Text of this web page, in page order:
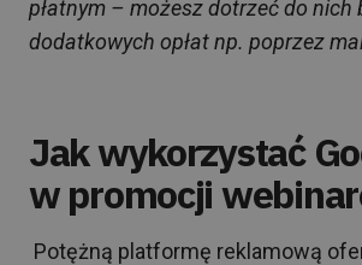
płatnym – możesz dotrzeć do nich
dodatkowych opłat np. poprzez
Jak wykorzystać
w promocji
Potężną platformę reklamową